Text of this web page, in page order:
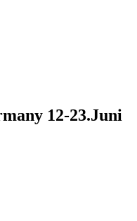
12-23.Juni